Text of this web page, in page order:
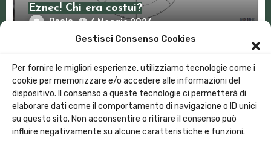
Gestisci Consenso Cookies
Per fornire le migliori esperienze, utilizziamo tecnologie come i
cookie per memorizzare e/o accedere alle informazioni del
dispositivo. Il consenso a queste tecnologie ci permetterà di
elaborare dati come il comportamento di navigazione o ID unici
su questo sito. Non acconsentire o ritirare il consenso può
influire negativamente su alcune caratteristiche e funzioni.
Eznec! Chi era costui?
Paolo 6 Maggio 2026
Hardware
Buone antenne, antenne, cattive